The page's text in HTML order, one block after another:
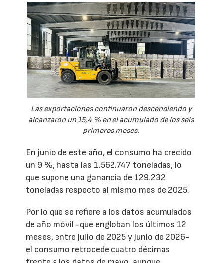
Las exportaciones continuaron descendiendo y
alcanzaron un 15,4 % en el acumulado de los seis
primeros meses.
En junio de este año, el consumo ha crecido
un 9 %, hasta las 1.562.747 toneladas, lo
que supone una ganancia de 129.232
toneladas respecto al mismo mes de 2025.
Por lo que se refiere a los datos acumulados
de año móvil -que engloban los últimos 12
meses, entre julio de 2025 y junio de 2026-
el consumo retrocede cuatro décimas